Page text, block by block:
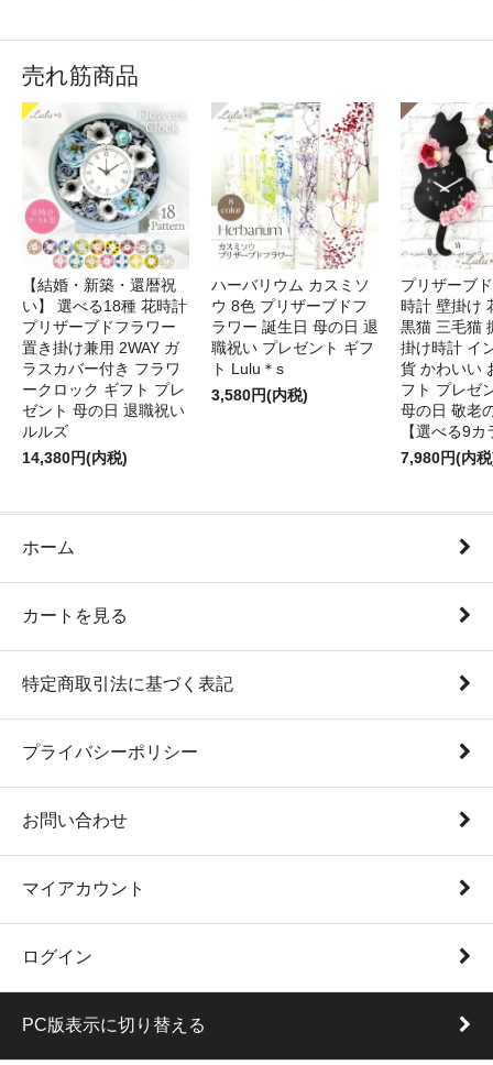
売れ筋商品
【結婚・新築・還暦祝
い】 選べる18種 花時計
プリザーブドフラワー
置き掛け兼用 2WAY ガ
ラスカバー付き フラワ
ークロック ギフト プレ
ゼント 母の日 退職祝い
ルルズ
14,380円(内税)
ハーバリウム カスミソ
ウ 8色 プリザーブドフ
ラワー 誕生日 母の日 退
職祝い プレゼント ギフ
ト Lulu＊s
3,580円(内税)
プリザーブ
時計 壁掛け
黒猫 三毛猫
掛け時計 イ
貨 かわいい
フト プレゼ
母の日 敬老
【選べる9カ
7,980円(内
ホーム
カートを見る
特定商取引法に基づく表記
プライバシーポリシー
お問い合わせ
マイアカウント
ログイン
PC版表示に切り替える